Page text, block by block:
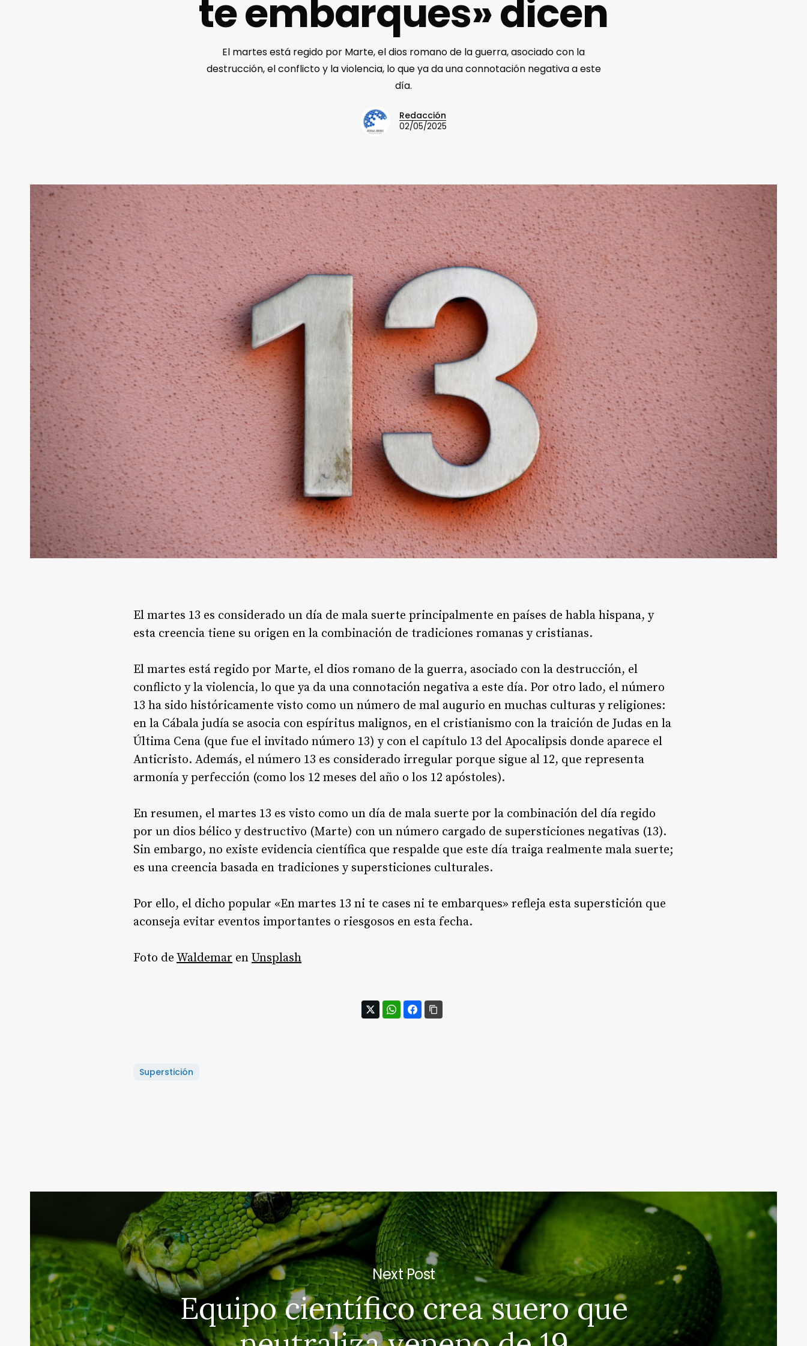
te embarques» dicen
El martes está regido por Marte, el dios romano de la guerra, asociado con la
destrucción, el conflicto y la violencia, lo que ya da una connotación negativa a este
día.
Redacción
02/05/2025
El martes 13 es considerado un día de mala suerte principalmente en países de habla hispana, y
esta creencia tiene su origen en la combinación de tradiciones romanas y cristianas.
El martes está regido por Marte, el dios romano de la guerra, asociado con la destrucción, el
conflicto y la violencia, lo que ya da una connotación negativa a este día. Por otro lado, el número
13 ha sido históricamente visto como un número de mal augurio en muchas culturas y religiones:
en la Cábala judía se asocia con espíritus malignos, en el cristianismo con la traición de Judas en la
Última Cena (que fue el invitado número 13) y con el capítulo 13 del Apocalipsis donde aparece el
Anticristo. Además, el número 13 es considerado irregular porque sigue al 12, que representa
armonía y perfección (como los 12 meses del año o los 12 apóstoles).
En resumen, el martes 13 es visto como un día de mala suerte por la combinación del día regido
por un dios bélico y destructivo (Marte) con un número cargado de supersticiones negativas (13).
Sin embargo, no existe evidencia científica que respalde que este día traiga realmente mala suerte;
es una creencia basada en tradiciones y supersticiones culturales.
Por ello, el dicho popular «En martes 13 ni te cases ni te embarques» refleja esta superstición que
aconseja evitar eventos importantes o riesgosos en esta fecha.
Foto de Waldemar en Unsplash
Superstición
Next Post
Equipo científico crea suero que